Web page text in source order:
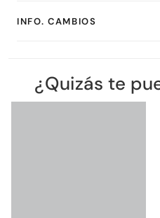
INFO. CAMBIOS
¿Quizás te